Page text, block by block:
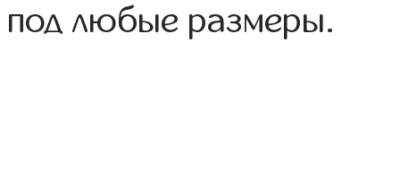
под любые размеры.